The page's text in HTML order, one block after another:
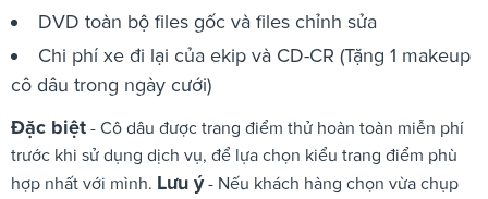
DVD toàn bộ files gốc và files chỉnh sửa
Chi phí xe đi lại của ekip và CD-CR (Tặng 1 makeup
cô dâu trong ngày cưới)
Đặc biệt - Cô dâu được trang điểm thử hoàn toàn miễn phí
trước khi sử dụng dịch vụ, để lựa chọn kiểu trang điểm phù
hợp nhất với mình. Lưu ý- Nếu khách hàng chọn vừa chụp